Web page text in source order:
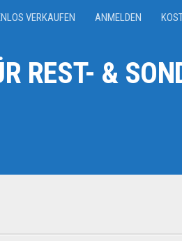
VERKAUFEN ANMELDEN
REST- &